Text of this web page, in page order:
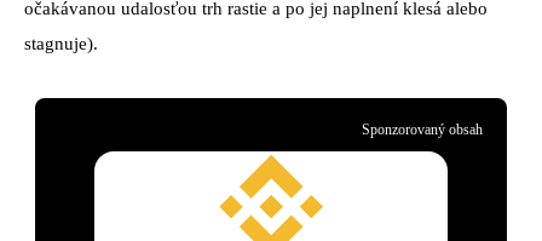
očakávanou udalosťou trh rastie a po jej naplnení klesá alebo
stagnuje).
Sponzorovaný obsah